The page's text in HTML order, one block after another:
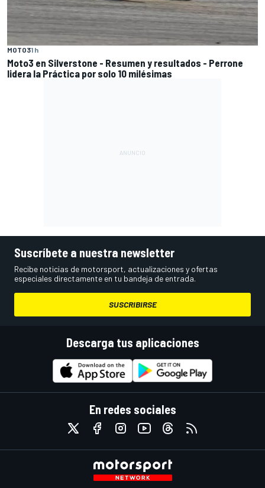
MOTO31 h
Moto3 en Silverstone - Resumen y resultados - Perrone
lidera la Práctica por solo 10 milésimas
Suscríbete a nuestra newsletter
Recibe noticias de motorsport, actualizaciones y ofertas
especiales directamente en tu bandeja de entrada.
SUSCRIBIRSE
Descarga tus aplicaciones
En redes sociales